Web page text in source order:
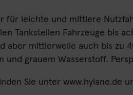
für leichte und mittlere
Tankstellen Fahrzeuge bis
aber mittlerweile auch bis zu
und grauem Wasserstoff.
Sie unter www.hylane.de